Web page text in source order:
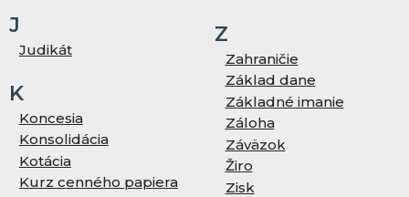
J
Judikát
K
Koncesia
Konsolidácia
Kotácia
Kurz cenného papiera
Z
Zahraničie
Základ dane
Základné imanie
Záloha
Záväzok
Žiro
Zisk